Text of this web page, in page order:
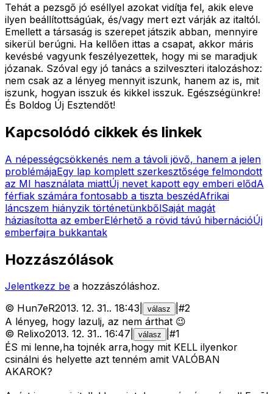
Tehát a pezsgő jó eséllyel azokat vidítja fel, akik eleve
ilyen beállítottságúak, és/vagy mert ezt várják az italtól.
Emellett a társaság is szerepet játszik abban, mennyire
sikerül berúgni. Ha kellően ittas a csapat, akkor máris
kevésbé vagyunk feszélyezettek, hogy mi se maradjuk
józanak. Szóval egy jó tanács a szilveszteri italozáshoz:
nem csak az a lényeg mennyit iszunk, hanem az is, mit
iszunk, hogyan isszuk és kikkel isszuk. Egészségünkre!
És Boldog Új Esztendőt!
Kapcsolódó cikkek és linkek
A népességcsökkenés nem a távoli jövő, hanem a jelen
problémájaEgy lap komplett szerkesztősége felmondott
az MI használata miattÚj nevet kapott egy emberi elődA
férfiak számára fontosabb a tiszta beszédAfrikai
láncszem hiányzik történetünkbőlSaját magát
háziasította az emberElérhető a rövid távú hibernációÚj
emberfajra bukkantak
Hozzászólások
Jelentkezz be a hozzászóláshoz.
© Hun7eR2013. 12. 31.. 18:43 válasz #2
A lényeg, hogy lazulj, az nem árthat 😉
© Relixo2013. 12. 31.. 16:47 válasz #1
ÉS mi lenne,ha tojnék arra,hogy mit KELL ilyenkor
csinálni és helyette azt tenném amit VALÓBAN
AKAROK?